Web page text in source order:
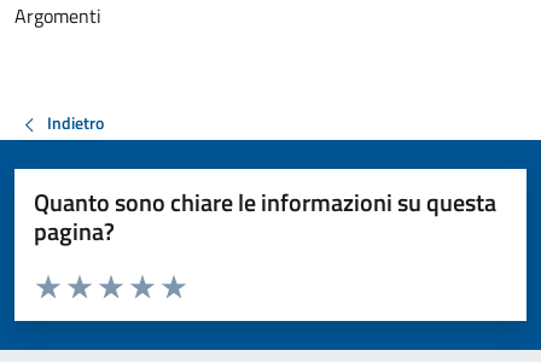
Argomenti
Indietro
Quanto sono chiare le informazioni su questa
pagina?
Valuta da 1 a 5 stelle la pagina
Valuta 5 stelle su 5
Valuta 4 stelle su 5
Valuta 3 stelle su 5
Valuta 2 stelle su 5
Valuta 1 stelle su 5